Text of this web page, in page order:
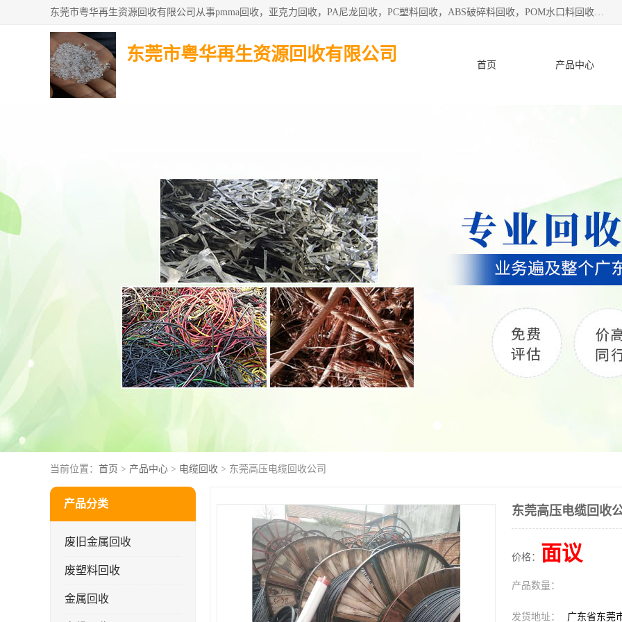
东莞市粤华再生资源回收有限公司从事pmma回收，亚克力回收，PA尼龙回收，PC塑料回收，ABS破碎料回收，POM水口料回收、废不锈钢回收等各类工厂废料回收等。
东莞市粤华再生资源回收有限公司
首页 产品中心
当前位置： 首页 > 产品中心 > 电缆回收 > 东莞高压电缆回收公司
产品分类
废旧金属回收
废塑料回收
金属回收
东莞高压电缆回收
价格： 面议
产品数量：
发货地址： 广东省东